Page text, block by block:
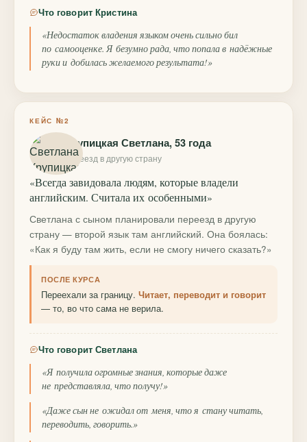
Что говорит Кристина
«Недостаток владения языком очень сильно бил
по самооценке. Я безумно рада, что попала в надёжные
руки и добилась желаемого результата!»
КЕЙС №2
Крупицкая Светлана, 53 года
переезд в другую страну
«Всегда завидовала людям, которые владели
английским. Считала их особенными»
Светлана с сыном планировали переезд в другую
страну — второй язык там английский. Она боялась:
«Как я буду там жить, если не смогу ничего сказать?»
ПОСЛЕ КУРСА
Переехали за границу. Читает, переводит и говорит
— то, во что сама не верила.
Что говорит Светлана
«Я получила огромные знания, которые даже
не представляла, что получу!»
«Даже сын не ожидал от меня, что я стану читать,
переводить, говорить.»